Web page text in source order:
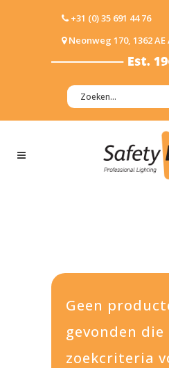
+31 (0) 35 691 44 76
Neonweg 170, 1362
Geen
gevonden die
zoekcriteria